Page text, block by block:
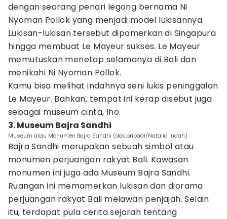
dengan seorang penari legong bernama Ni
Nyoman Pollok yang menjadi model lukisannya.
Lukisan-lukisan tersebut dipamerkan di Singapura
hingga membuat Le Mayeur sukses. Le Mayeur
memutuskan menetap selamanya di Bali dan
menikahi Ni Nyoman Pollok.
Kamu bisa melihat indahnya seni lukis peninggalan
Le Mayeur. Bahkan, tempat ini kerap disebut juga
sebagai museum cinta, lho.
3. Museum Bajra Sandhi
Museum atau Monumen Bajra Sandhi (dok.pribadi/Natalia Indah)
Bajra Sandhi merupakan sebuah simbol atau
monumen perjuangan rakyat Bali. Kawasan
monumen ini juga ada Museum Bajra Sandhi.
Ruangan ini memamerkan lukisan dan diorama
perjuangan rakyat Bali melawan penjajah. Selain
itu, terdapat pula cerita sejarah tentang